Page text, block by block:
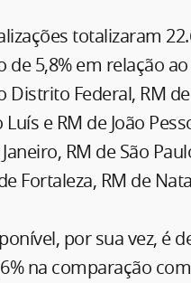
totalizaram
de 5,8% em relação
Federal, RM
Luís e RM de João
Janeiro, RM de São
Fortaleza, RM de
por sua vez, é
na comparação